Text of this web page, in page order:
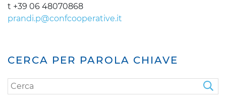
t +39 06 48070868
prandi.p@confcooperative.it
CERCA PER PAROLA CHIAVE